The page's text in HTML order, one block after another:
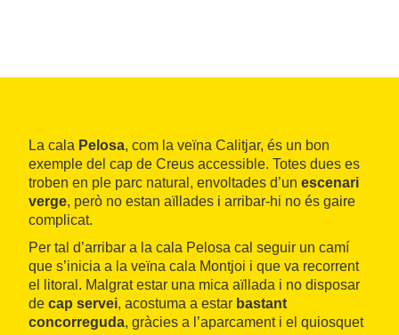
La cala Pelosa, com la veïna Calitjar, és un bon
exemple del cap de Creus accessible. Totes dues es
troben en ple parc natural, envoltades d’un escenari
verge, però no estan aïllades i arribar-hi no és gaire
complicat.
Per tal d’arribar a la cala Pelosa cal seguir un camí
que s’inicia a la veïna cala Montjoi i que va recorrent
el litoral. Malgrat estar una mica aïllada i no disposar
de cap servei, acostuma a estar bastant
concorreguda, gràcies a l’aparcament i el quiosquet